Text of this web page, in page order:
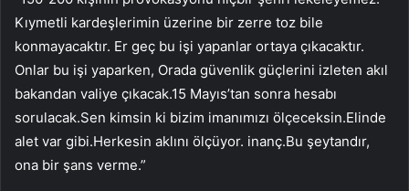
Kıymetli kardeşlerimin üzerine bir zerre toz bile
konmayacaktır. Er geç bu işi yapanlar ortaya çıkacaktır.
Onlar bu işi yaparken, Orada güvenlik güçlerini izleten akıl
bakandan valiye çıkacak.15 Mayıs’tan sonra hesabı
sorulacak.Sen kimsin ki bizim imanımızı ölçeceksin.Elinde
alet var gibi.Herkesin aklını ölçüyor. inanç.Bu şeytandır,
ona bir şans verme.”